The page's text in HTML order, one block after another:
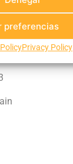
preferencias
Privacy Policy